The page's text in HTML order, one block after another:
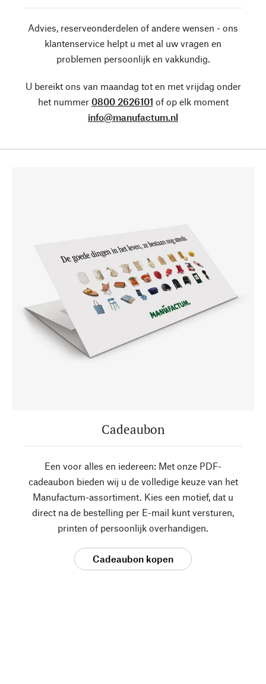
Advies, reserveonderdelen of andere wensen - ons
klantenservice helpt u met al uw vragen en
problemen persoonlijk en vakkundig.
U bereikt ons van maandag tot en met vrijdag onder
het nummer 0800 2626101 of op elk moment
info@manufactum.nl
Cadeaubon
Een voor alles en iedereen: Met onze PDF-
cadeaubon bieden wij u de volledige keuze van het
Manufactum-assortiment. Kies een motief, dat u
direct na de bestelling per E-mail kunt versturen,
printen of persoonlijk overhandigen.
Cadeaubon kopen